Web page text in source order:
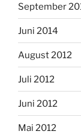
September
Juni 2014
August 2012
Juli 2012
Juni 2012
Mai 2012